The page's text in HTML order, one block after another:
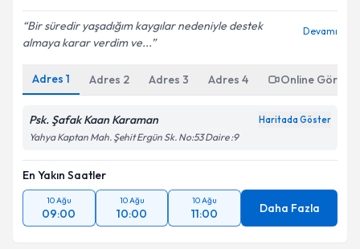
Metni'ni okudum ve kişisel verilerimin belirtilen
kapsamda işlenmesini kabul ediyorum.
Takvim Talebini Gönder
Bir süredir yaşadığım kaygılar nedeniyle destek
almaya karar verdim ve...
Devamı
Adres 1 Adres 2 Adres 3 Adres 4 Online
Psk. Şafak Kaan Karaman Haritada Göster
Yahya Kaptan Mah. Şehit Ergün Sk. No:53 Daire :9
En Yakın Saatler
10 Ağu
09:00
10 Ağu
10:00
10 Ağu
11:00 Daha Fazla